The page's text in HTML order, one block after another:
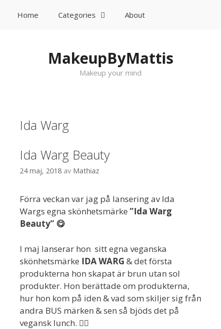
Home Categories
About
MakeupByMattis
Makeup your mind
Ida Warg
Ida Warg Beauty
24 maj, 2018 av Mathiaz
Förra veckan var jag på lansering av Ida
Wargs egna skönhetsmärke ”Ida Warg
Beauty” 😋
I maj lanserar hon sitt egna veganska
skönhetsmärke IDA WARG & det första
produkterna hon skapat är brun utan sol
produkter. Hon berättade om produkterna,
hur hon kom på iden & vad som skiljer sig från
andra BUS märken & sen så bjöds det på
vegansk lunch. 👍🏻